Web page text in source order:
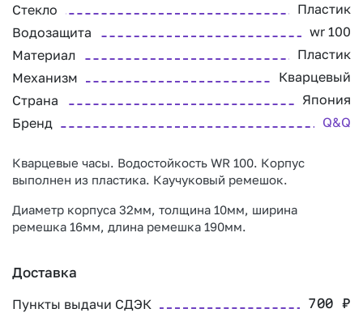
Стекло
Пластик
Водозащита
wr 100
Материал
Пластик
Механизм
Кварцевый
Страна
Япония
Бренд
Q&Q
Кварцевые часы. Водостойкость WR 100. Корпус
выполнен из пластика. Каучуковый ремешок.
Диаметр корпуса 32мм, толщина 10мм, ширина
ремешка 16мм, длина ремешка 190мм.
Доставка
Пункты выдачи СДЭК 700₽